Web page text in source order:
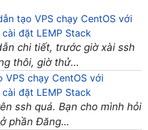
tạo VPS chạy CentOS với
đặt LEMP Stack
chi tiết, trước giờ xài ssh
thôi, giờ thử…
VPS chạy CentOS với
đặt LEMP Stack
ssh quá. Bạn cho mình hỏi
phần Đăng…